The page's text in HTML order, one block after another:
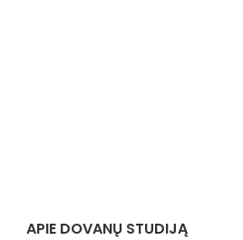
APIE DOVANŲ STUDIJĄ